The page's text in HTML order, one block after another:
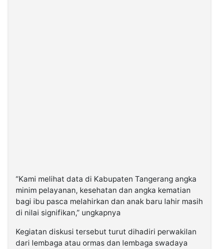
“Kami melihat data di Kabupaten Tangerang angka
minim pelayanan, kesehatan dan angka kematian
bagi ibu pasca melahirkan dan anak baru lahir masih
di nilai signifikan,” ungkapnya
Kegiatan diskusi tersebut turut dihadiri perwakilan
dari lembaga atau ormas dan lembaga swadaya